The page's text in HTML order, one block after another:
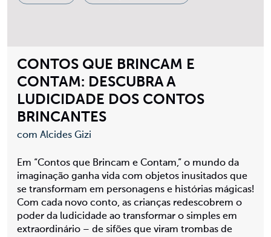
CONTOS QUE BRINCAM E
CONTAM: DESCUBRA A
LUDICIDADE DOS CONTOS
BRINCANTES
com Alcides Gizi
Em “Contos que Brincam e Contam,” o mundo da
imaginação ganha vida com objetos inusitados que
se transformam em personagens e histórias mágicas!
Com cada novo conto, as crianças redescobrem o
poder da ludicidade ao transformar o simples em
extraordinário – de sifões que viram trombas de